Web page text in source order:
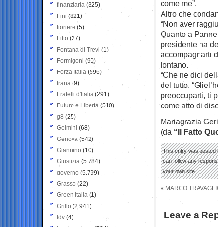
come me”.
Altro che
“Non aver
Quanto a
presidente ha
accompagnarti
lontano.
“Che ne dici
del tutto.
preoccuparti, ti
come atto di
Mariagrazia
(da “Il Fatto
This entry was posted
can follow any
your own site.
« MARCO
Leave a
finanziaria (325)
Fini (821)
fioriere (5)
Fitto (27)
Fontana di Trevi (1)
Formigoni (90)
Forza Italia (596)
frana (9)
Fratelli d'Italia (291)
Futuro e Libertà (510)
g8 (25)
Gelmini (68)
Genova (542)
Giannino (10)
Giustizia (5.784)
governo (5.799)
Grasso (22)
Green Italia (1)
Grillo (2.941)
Idv (4)